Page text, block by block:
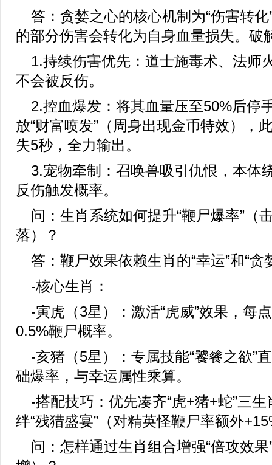
答：贪婪之心的核心机制为“伤害转
的部分伤害会转化为自身血量损失。破
1.持续伤害优先：道士施毒术、法师
不会被反伤。
2.控血爆发：将其血量压至50%后停
放“财富喷发”（周身出现金币特效），
失5秒，全力输出。
3.宠物牵制：召唤兽吸引仇恨，本体
反伤触发概率。
问：生肖系统如何提升“鞭尸爆率”（
落）？
答：鞭尸效果依赖生肖的“幸运”和“贪
-核心生肖：
-寅虎（3星）：激活“虎威”效果，每
0.5%鞭尸概率。
-亥猪（5星）：专属技能“饕餮之欲”
础爆率，与幸运属性乘算。
-搭配技巧：优先凑齐“虎+猪+蛇”三
绊“残猎盛宴”（对精英怪鞭尸率额外
问：怎样通过生肖组合增强“倍攻效